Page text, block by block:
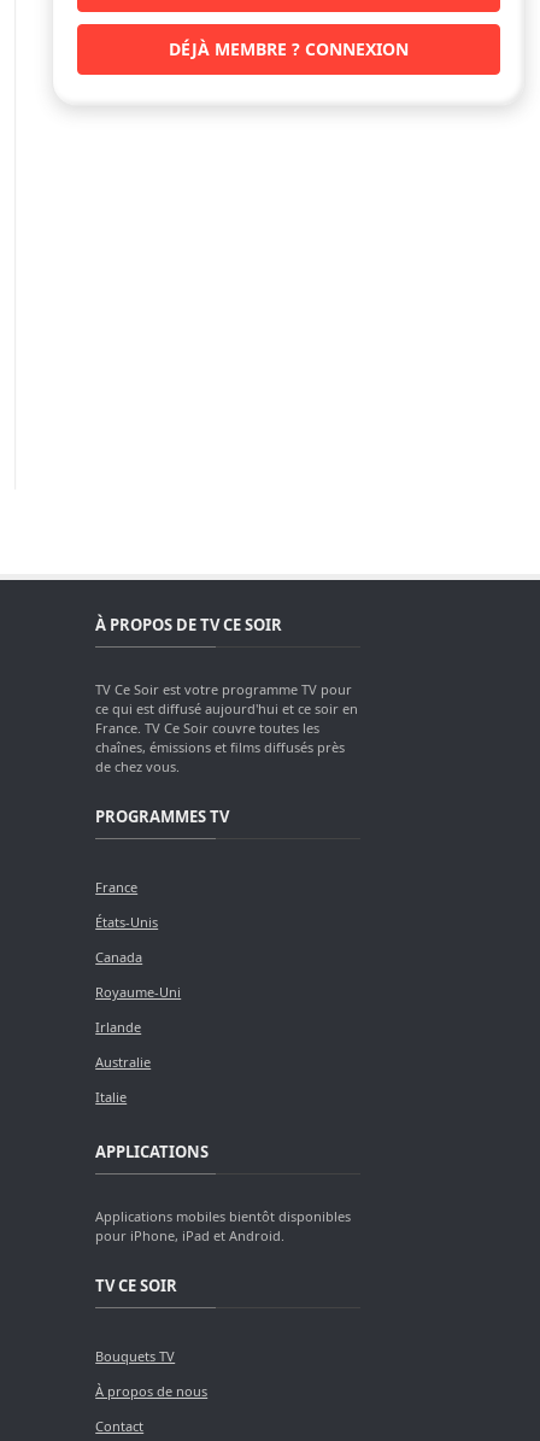
DÉJÀ MEMBRE ? CONNEXION
À PROPOS DE TV CE SOIR
TV Ce Soir est votre programme TV pour
ce qui est diffusé aujourd'hui et ce soir en
France. TV Ce Soir couvre toutes les
chaînes, émissions et films diffusés près
de chez vous.
PROGRAMMES TV
France
États-Unis
Canada
Royaume-Uni
Irlande
Australie
Italie
APPLICATIONS
Applications mobiles bientôt disponibles
pour iPhone, iPad et Android.
TV CE SOIR
Bouquets TV
À propos de nous
Contact